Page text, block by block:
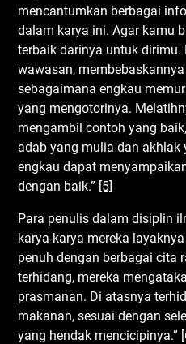
mencantumkan berbagai
dalam karya ini. Agar kamu
terbaik darinya untuk
wawasan,
sebagaimana engkau
yang mengotorinya.
mengambil contoh yang
adab yang mulia dan akhlak
engkau dapat
dengan baik.” [5]
Para penulis dalam disiplin
karya-karya mereka
penuh dengan berbagai cita
terhidang, mereka
prasmanan. Di atasnya
makanan, sesuai dengan
yang hendak mencicipinya.”